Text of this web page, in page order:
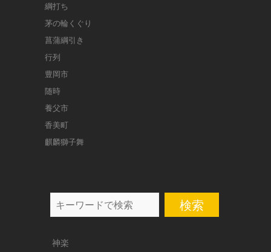
綱打ち
茅の輪くぐり
菖蒲綱引き
行列
豊岡市
随時
養父市
香美町
麒麟獅子舞
search
神楽